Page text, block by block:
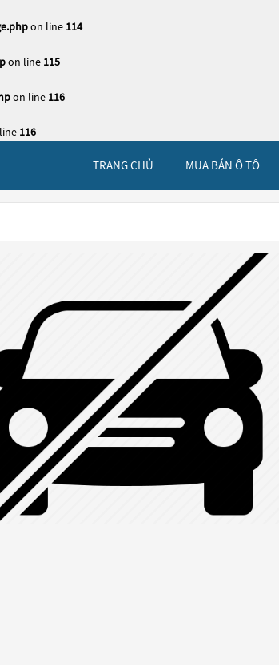
on line 114
on line 115
on line 116
116
TRANG CHỦ MUA BÁN Ô TÔ